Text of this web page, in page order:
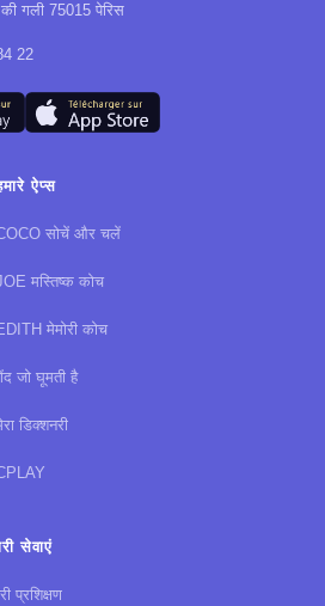
गली 75015 पेरिस
22
ऐप्स
सोचें और चलें
मस्तिष्क कोच
मेमोरी कोच
जो घूमती है
डिक्शनरी
सेवाएं
प्रशिक्षण